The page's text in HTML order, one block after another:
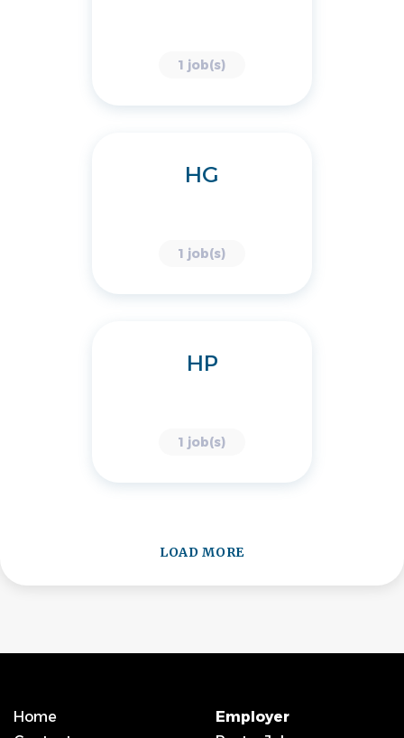
1 job(s)
HG
1 job(s)
HP
1 job(s)
LOAD MORE
Home
Employer